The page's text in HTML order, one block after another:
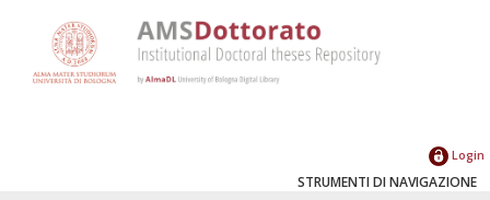
Login
STRUMENTI DI NAVIGAZIONE